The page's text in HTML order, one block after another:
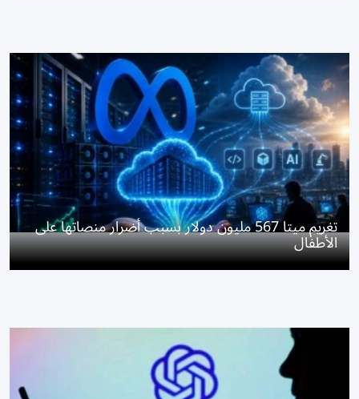
تغريم ميتا 567 مليون دولار بسبب أضرار منصاتها على
الأطفال